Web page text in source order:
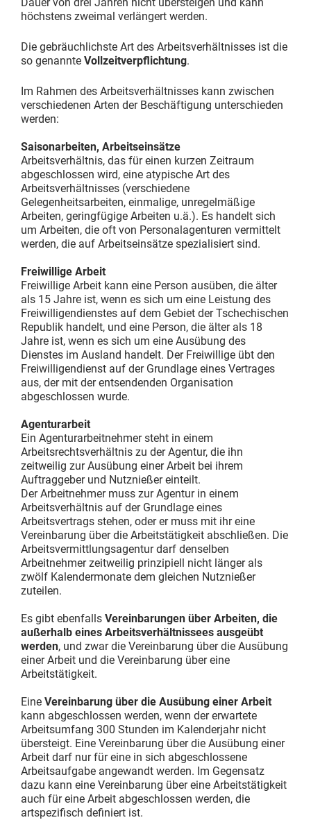
höchstens zweimal verlängert werden.
Die gebräuchlichste Art des Arbeitsverhältnisses ist die
so genannte Vollzeitverpflichtung.
Im Rahmen des Arbeitsverhältnisses kann zwischen
verschiedenen Arten der Beschäftigung unterschieden
werden:
Saisonarbeiten, Arbeitseinsätze
Arbeitsverhältnis, das für einen kurzen Zeitraum
abgeschlossen wird, eine atypische Art des
Arbeitsverhältnisses (verschiedene
Gelegenheitsarbeiten, einmalige, unregelmäßige
Arbeiten, geringfügige Arbeiten u.ä.). Es handelt sich
um Arbeiten, die oft von Personalagenturen vermittelt
werden, die auf Arbeitseinsätze spezialisiert sind.
Freiwillige Arbeit
Freiwillige Arbeit kann eine Person ausüben, die älter
als 15 Jahre ist, wenn es sich um eine Leistung des
Freiwilligendienstes auf dem Gebiet der Tschechischen
Republik handelt, und eine Person, die älter als 18
Jahre ist, wenn es sich um eine Ausübung des
Dienstes im Ausland handelt. Der Freiwillige übt den
Freiwilligendienst auf der Grundlage eines Vertrages
aus, der mit der entsendenden Organisation
abgeschlossen wurde.
Agenturarbeit
Ein Agenturarbeitnehmer steht in einem
Arbeitsrechtsverhältnis zu der Agentur, die ihn
zeitweilig zur Ausübung einer Arbeit bei ihrem
Auftraggeber und Nutznießer einteilt.
Der Arbeitnehmer muss zur Agentur in einem
Arbeitsverhältnis auf der Grundlage eines
Arbeitsvertrags stehen, oder er muss mit ihr eine
Vereinbarung über die Arbeitstätigkeit abschließen. Die
Arbeitsvermittlungsagentur darf denselben
Arbeitnehmer zeitweilig prinzipiell nicht länger als
zwölf Kalendermonate dem gleichen Nutznießer
zuteilen.
Es gibt ebenfalls Vereinbarungen über Arbeiten, die
außerhalb eines Arbeitsverhältnissees ausgeübt
werden, und zwar die Vereinbarung über die Ausübung
einer Arbeit und die Vereinbarung über eine
Arbeitstätigkeit.
Eine Vereinbarung über die Ausübung einer Arbeit
kann abgeschlossen werden, wenn der erwartete
Arbeitsumfang 300 Stunden im Kalenderjahr nicht
übersteigt. Eine Vereinbarung über die Ausübung einer
Arbeit darf nur für eine in sich abgeschlossene
Arbeitsaufgabe angewandt werden. Im Gegensatz
dazu kann eine Vereinbarung über eine Arbeitstätigkeit
auch für eine Arbeit abgeschlossen werden, die
artspezifisch definiert ist.